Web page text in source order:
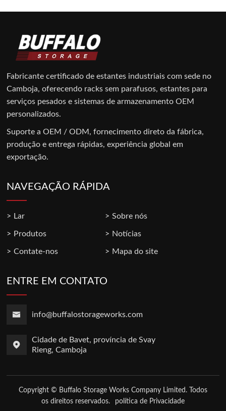
Fabricante certificado de estantes industriais com sede no
Camboja, oferecendo racks sem parafusos, estantes para
serviços pesados e sistemas de armazenamento OEM
personalizados.
Suporte a OEM / ODM, fornecimento direto da fábrica,
produção e entrega rápidas, experiência global em
exportação.
NAVEGAÇÃO RÁPIDA
Lar Sobre nós
Produtos Notícias
Contate-nos Mapa do site
ENTRE EM CONTATO
info@buffalostorageworks.com
Cidade de Bavet, província de Svay
Rieng, Camboja
Copyright © Buffalo Storage Works Company Limited. Todos
os direitos reservados.
política de Privacidade